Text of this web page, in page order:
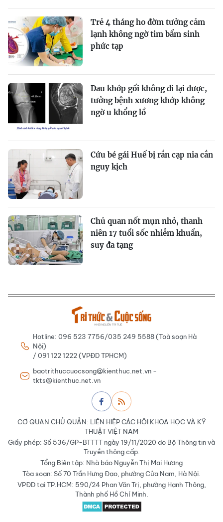
Trẻ 4 tháng ho đờm tưởng cảm
lạnh không ngờ tim bẩm sinh
phức tạp
Đau khớp gối không đi lại được,
tưởng bệnh xương khớp không
ngờ u khổng lồ
Cứu bé gái Huế bị rắn cạp nia cắn
nguy kịch
Chủ quan nốt mụn nhỏ, thanh
niên 17 tuổi sốc nhiễm khuẩn,
suy đa tạng
Hotline: 096 523 7756/035 249 5588 (Toà soạn Hà
Nội)
/ 091 122 1222 (VPĐD TPHCM)
baotrithuccuocsong@kienthuc.net.vn -
tkts@kienthuc.net.vn
CƠ QUAN CHỦ QUẢN: LIÊN HIỆP CÁC HỘI KHOA HỌC VÀ KỸ
THUẬT VIỆT NAM
Giấy phép: Số 536/GP-BTTTT ngày 19/11/2020 do Bộ Thông tin và
Truyền thông cấp.
Tổng Biên tập: Nhà báo Nguyễn Thị Mai Hương
Tòa soạn: Số 70 Trần Hưng Đạo, phường Cửa Nam, Hà Nội.
VPĐD tại TP.HCM: 590/24 Phan Văn Trị, phường Hạnh Thông,
Thành phố Hồ Chí Minh.